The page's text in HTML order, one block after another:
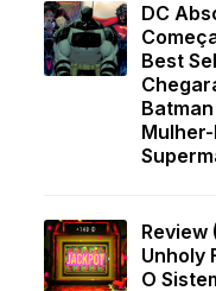
DC
Best
Review
Unholy
O